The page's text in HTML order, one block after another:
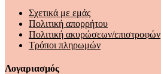
Σχετικά με εμάς
Πολιτική απορρήτου
Πολιτική ακυρώσεων/επιστροφών
Τρόποι πληρωμών
Λογαριασμός